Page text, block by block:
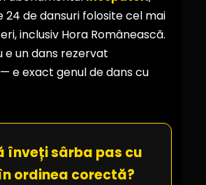
24 de dansuri folosite cel mai
inclusiv Hora Românească.
e un dans rezervat
e exact genul de dans cu
înveți sârba pas cu
ordinea corectă?